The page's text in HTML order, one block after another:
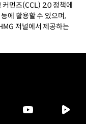
먼즈(CCL) 2.0 정책에
에 활용할 수 있으며,
저널에서 제공하는